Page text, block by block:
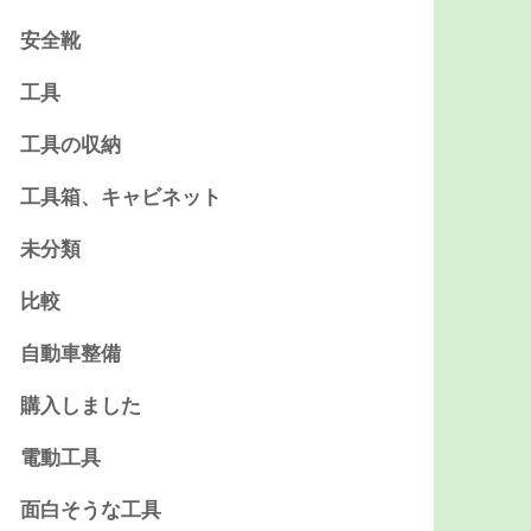
安全靴
工具
工具の収納
工具箱、キャビネット
未分類
比較
自動車整備
購入しました
電動工具
面白そうな工具